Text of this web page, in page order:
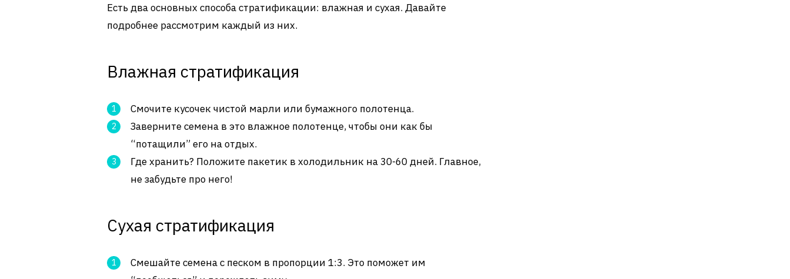
Есть два основных способа стратификации: влажная и сухая. Давайте
подробнее рассмотрим каждый из них.
Влажная стратификация
Смочите кусочек чистой марли или бумажного полотенца.
Заверните семена в это влажное полотенце, чтобы они как бы
“потащили” его на отдых.
Где хранить? Положите пакетик в холодильник на 30-60 дней. Главное,
не забудьте про него!
Сухая стратификация
Смешайте семена с песком в пропорции 1:3. Это поможет им